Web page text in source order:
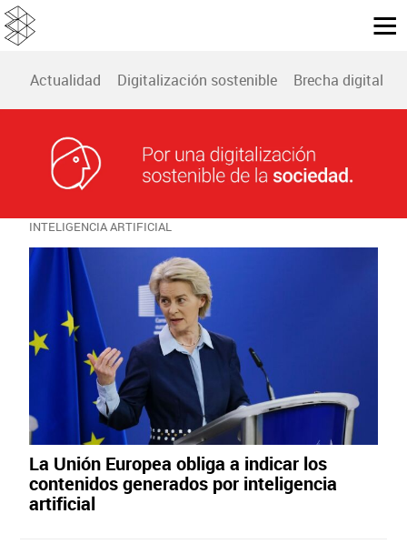
Actualidad Digitalización sostenible Brecha digital
INTELIGENCIA ARTIFICIAL
La Unión Europea obliga a indicar los
contenidos generados por inteligencia
artificial